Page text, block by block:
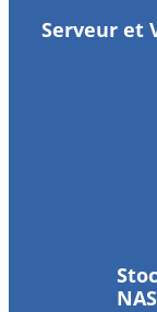
Serveur et
NAS